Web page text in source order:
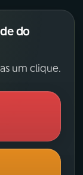
do
um clique.